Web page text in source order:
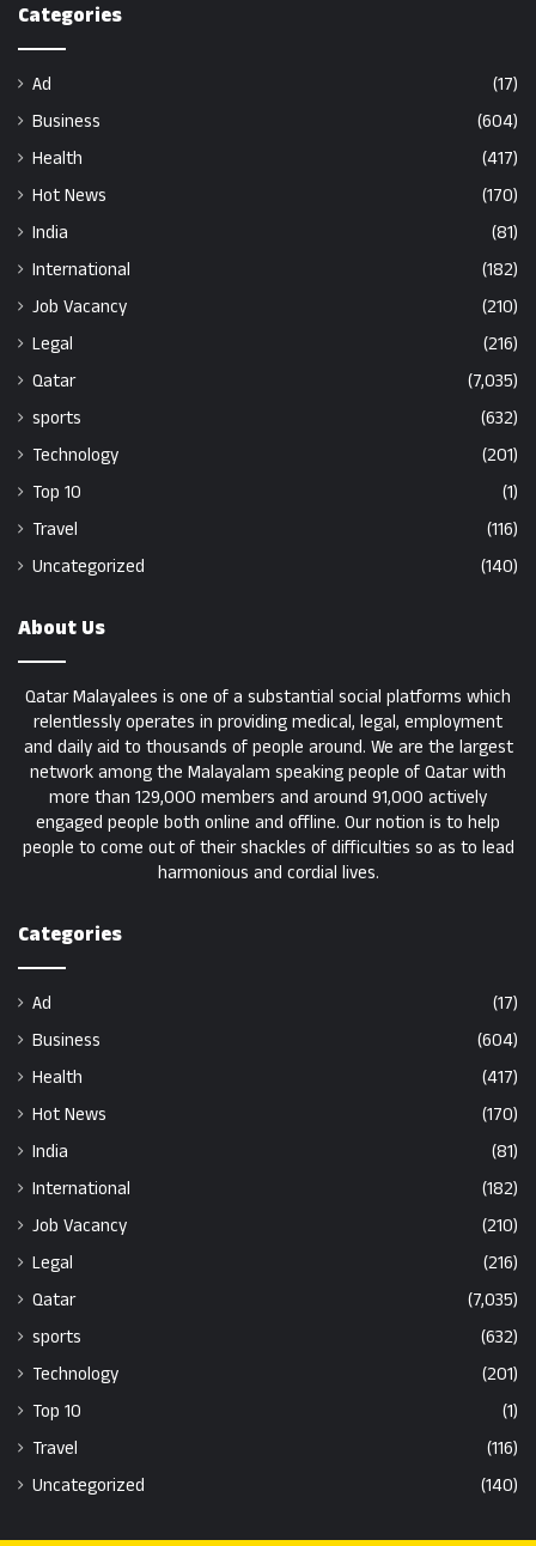
Categories
Ad
(17)
Business
(604)
Health
(417)
Hot News
(170)
India
(81)
International
(182)
Job Vacancy
(210)
Legal
(216)
Qatar
(7,035)
sports
(632)
Technology
(201)
Top 10
(1)
Travel
(116)
Uncategorized
(140)
About Us
Qatar Malayalees is one of a substantial social platforms which
relentlessly operates in providing medical, legal, employment
and daily aid to thousands of people around. We are the largest
network among the Malayalam speaking people of Qatar with
more than 129,000 members and around 91,000 actively
engaged people both online and offline. Our notion is to help
people to come out of their shackles of difficulties so as to lead
harmonious and cordial lives.
Categories
Ad
(17)
Business
(604)
Health
(417)
Hot News
(170)
India
(81)
International
(182)
Job Vacancy
(210)
Legal
(216)
Qatar
(7,035)
sports
(632)
Technology
(201)
Top 10
(1)
Travel
(116)
Uncategorized
(140)